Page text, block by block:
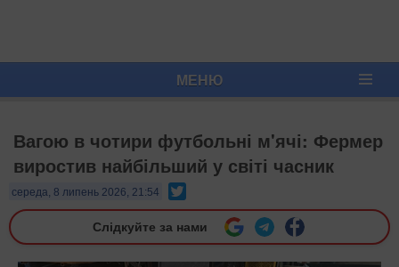
МЕНЮ
Вагою в чотири футбольні м'ячі: Фермер
виростив найбільший у світі часник
середа, 8 липень 2026, 21:54
Слідкуйте за нами